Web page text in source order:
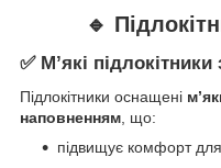
🔹
✅ М’які
Підлокітники оснащені
наповненням , що:
підвищує комфорт